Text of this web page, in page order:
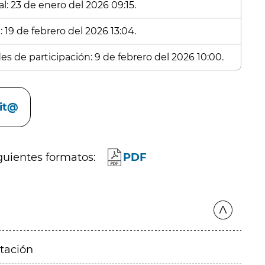
23 de enero del 2026 09:15.
de febrero del 2026 13:04.
de participación: 9 de febrero del 2026 10:00.
formatos: PDF